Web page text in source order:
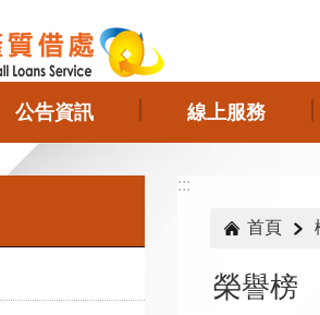
公告資訊 線上服務
:::
首頁
榮譽榜